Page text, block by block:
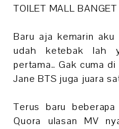
TOILET MALL
Baru aja kemarin
udah ketebak lah
pertama.. Gak cuma
Jane BTS juga juara
Terus baru
Quora ulasan MV